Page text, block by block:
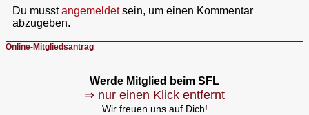
Du musstangemeldetsein, um einen Kommentar
abzugeben.
Online-Mitgliedsantrag
Werde Mitglied beim SFL
⇒ nur einen Klick entfernt
Wir freuen uns auf Dich!